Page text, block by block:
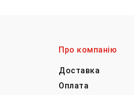
Про компанію
Доставка
Оплата